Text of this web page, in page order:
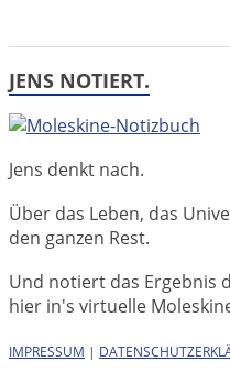
JENS NOTIERT.
Jens denkt nach.
Über das Leben, das
den ganzen Rest.
Und notiert das Ergebnis
hier in's virtuelle
IMPRESSUM |